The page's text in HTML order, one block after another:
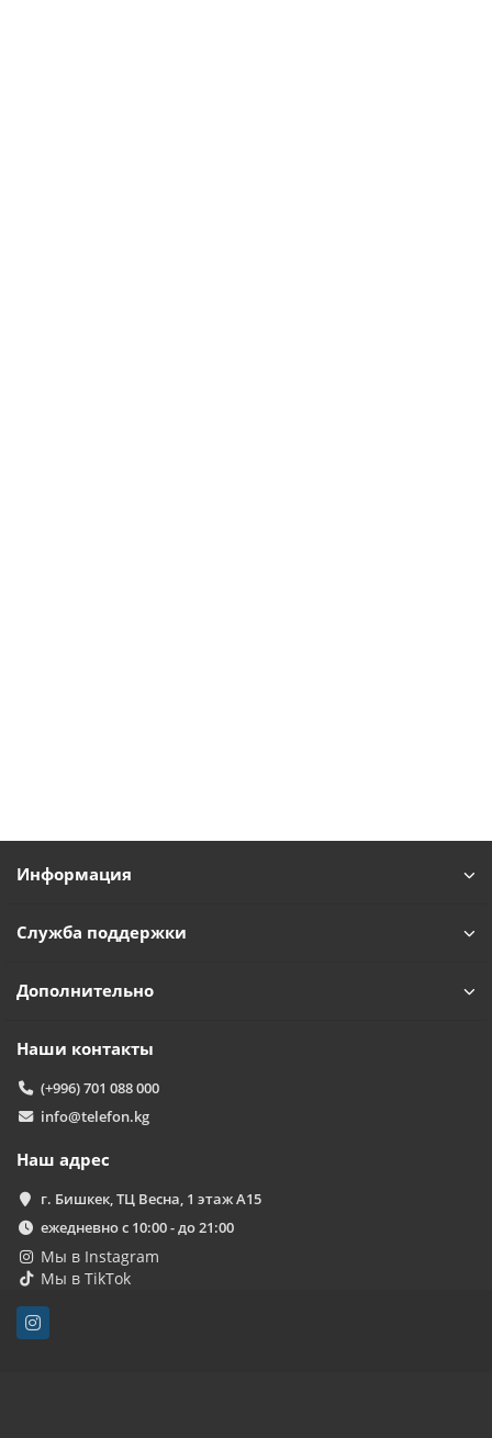
Информация
Служба поддержки
Дополнительно
Наши контакты
(+996) 701 088 000
info@telefon.kg
Наш адрес
г. Бишкек, ТЦ Весна, 1 этаж А15
ежедневно с 10:00 - до 21:00
Мы в Instagram
Мы в TikTok